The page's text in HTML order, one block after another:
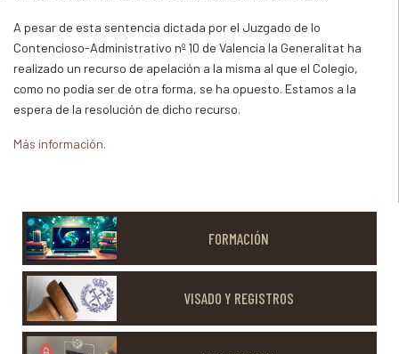
A pesar de esta sentencia dictada por el Juzgado de lo
Contencioso-Administrativo nº 10 de Valencia la Generalitat ha
realizado un recurso de apelación a la misma al que el Colegio,
como no podía ser de otra forma, se ha opuesto. Estamos a la
espera de la resolución de dicho recurso.
Más información.
FORMACIÓN
VISADO Y REGISTROS